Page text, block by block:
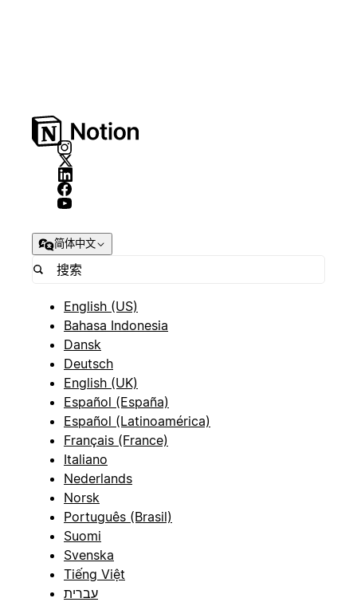
简体中文
English (US)
Bahasa Indonesia
Dansk
Deutsch
English (UK)
Español (España)
Español (Latinoamérica)
Français (France)
Italiano
Nederlands
Norsk
Português (Brasil)
Suomi
Svenska
Tiếng Việt
עברית